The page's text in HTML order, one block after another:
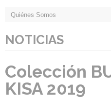
Quiénes Somos
NOTICIAS
Colección
KISA 2019